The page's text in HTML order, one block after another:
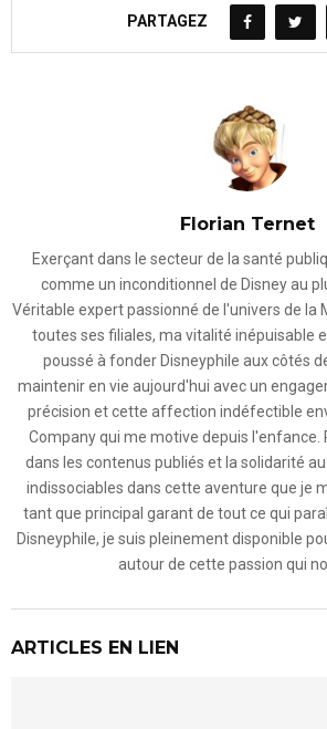
PARTAGEZ
Florian Ternet
Exerçant dans le secteur de la santé
comme un inconditionnel de Disney au
Véritable expert passionné de l'univers de la
toutes ses filiales, ma vitalité inépuisable
poussé à fonder Disneyphile aux côtés
maintenir en vie aujourd'hui avec un
précision et cette affection indéfectible
Company qui me motive depuis l'enfance.
dans les contenus publiés et la solidarité
indissociables dans cette aventure que je
tant que principal garant de tout ce qui
Disneyphile, je suis pleinement disponible
autour de cette passion qui
ARTICLES EN LIEN